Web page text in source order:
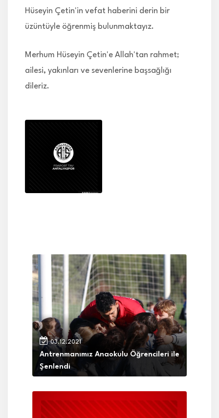
Hüseyin Çetin'in vefat haberini derin bir
üzüntüyle öğrenmiş bulunmaktayız.
Merhum Hüseyin Çetin'e Allah'tan rahmet;
ailesi, yakınları ve sevenlerine başsağlığı
dileriz.
03.12.2021
Antrenmanımız Anaokulu Öğrencileri ile
Şenlendi